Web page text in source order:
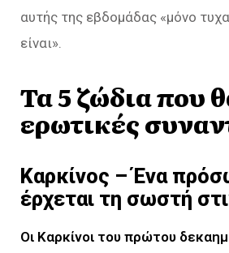
αυτής της εβδομάδας «μόνο
είναι».
Τα 5 ζώδια που
ερωτικές
Καρκίνος – Ένα
έρχεται τη σωστή
Οι Καρκίνοι του πρώτου